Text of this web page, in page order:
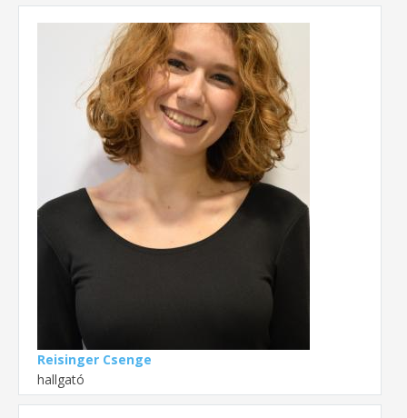
Reisinger Csenge
hallgató